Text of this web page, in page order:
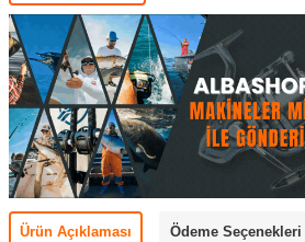
Ürün Açıklaması Ödeme Seçenekleri